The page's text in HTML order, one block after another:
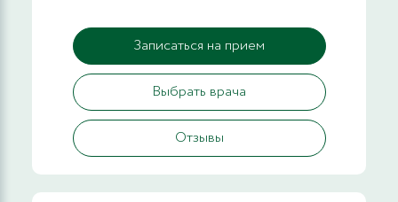
Записаться на прием
Выбрать врача
Отзывы